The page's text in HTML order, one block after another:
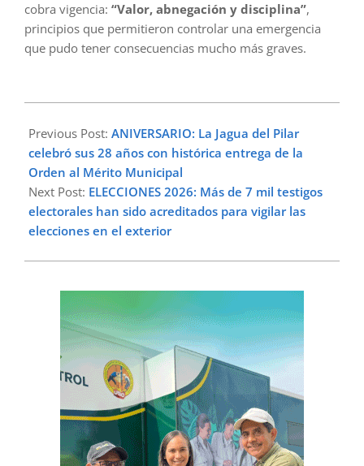
cobra vigencia: “Valor, abnegación y disciplina”,
principios que permitieron controlar una emergencia
que pudo tener consecuencias mucho más graves.
05-
18
Previous Post: ANIVERSARIO: La Jagua del Pilar
celebró sus 28 años con histórica entrega de la
Orden al Mérito Municipal
Next Post: ELECCIONES 2026: Más de 7 mil testigos
electorales han sido acreditados para vigilar las
elecciones en el exterior